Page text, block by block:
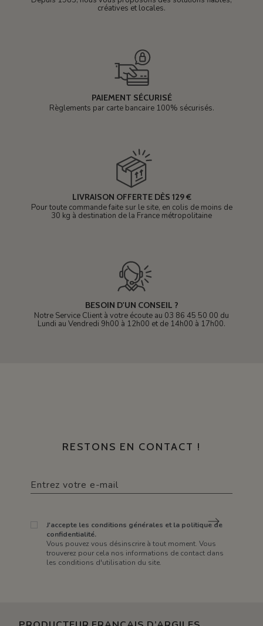
créatives et locales.
PAIEMENT SÉCURISÉ
Règlements par carte bancaire 100% sécurisés.
LIVRAISON OFFERTE DÈS 129 €
Pour toute commande faite sur le site, en colis de moins de
30 kg à destination de la France métropolitaine
BESOIN D'UN CONSEIL ?
Notre Service Client à votre écoute au 03 86 45 50 00 du
Lundi au Vendredi 9h00 à 12h00 et de 14h00 à 17h00.
RESTONS EN CONTACT !
J'accepte les conditions générales et la politique de
confidentialité.
Vous pouvez vous désinscrire à tout moment. Vous
trouverez pour cela nos informations de contact dans
les conditions d'utilisation du site.